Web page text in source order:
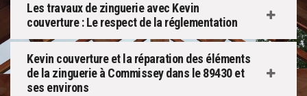
Les travaux de zinguerie avec Kevin
couverture : Le respect de la réglementation
Kevin couverture et la réparation des éléments
de la zinguerie à Commissey dans le 89430 et
ses environs